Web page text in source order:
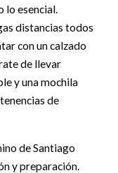
lo esencial.
distancias todos
con un calzado
de llevar
y una mochila
de
de Santiago
y preparación.